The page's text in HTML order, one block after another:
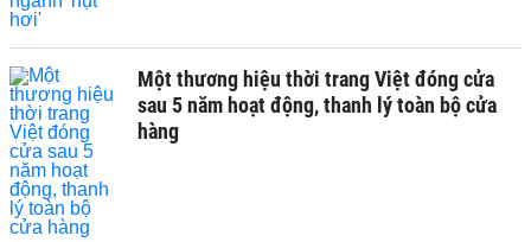
Một thương hiệu thời trang Việt đóng cửa
sau 5 năm hoạt động, thanh lý toàn bộ cửa
hàng